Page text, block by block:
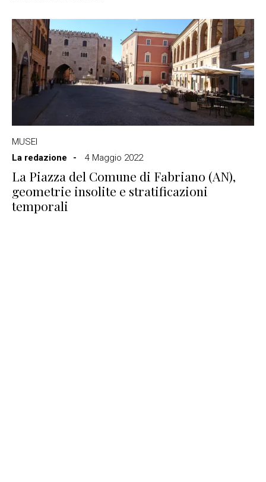
MUSEI
La redazione
4 Maggio 2022
La Piazza del Comune di Fabriano (AN),
geometrie insolite e stratificazioni
temporali